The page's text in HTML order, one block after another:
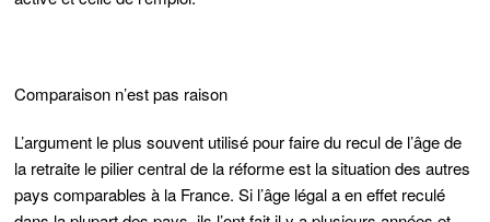
Comparaison n’est pas raison
L’argument le plus souvent utilisé pour faire du recul de l’âge de
la retraite le pilier central de la réforme est la situation des autres
pays comparables à la France. Si l’âge légal a en effet reculé